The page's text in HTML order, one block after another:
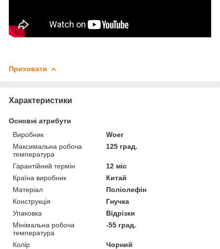
Приховати
Характеристики
Основні атрибути
Виробник
Woer
Максимальна робоча
температура
125 град.
Гарантійний термін
12 міс
Країна виробник
Китай
Матеріал
Поліолефін
Конструкція
Гнучка
Упаковка
Відрізки
Мінімальна робоча
температура
-55 град.
Колір
Чорний